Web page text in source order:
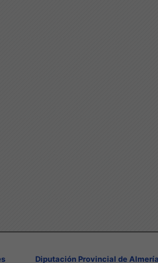
Diputación Provincial de